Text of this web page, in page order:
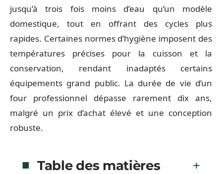
jusqu’à trois fois moins d’eau qu’un modèle
domestique, tout en offrant des cycles plus
rapides. Certaines normes d’hygiène imposent des
températures précises pour la cuisson et la
conservation, rendant inadaptés certains
équipements grand public. La durée de vie d’un
four professionnel dépasse rarement dix ans,
malgré un prix d’achat élevé et une conception
robuste.
Table des matières